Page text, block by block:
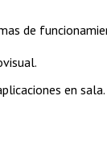
de
en sala.